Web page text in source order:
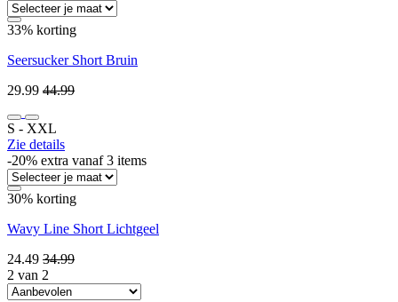
33% korting
Seersucker Short Bruin
29.99 44.99
S ‐ XXL
Zie details
-20% extra vanaf 3 items
30% korting
Wavy Line Short Lichtgeel
24.49 34.99
2 van 2